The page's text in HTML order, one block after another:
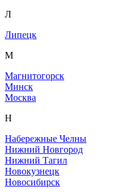
Л
Липецк
М
Магнитогорск
Минск
Москва
Н
Набережные Челны
Нижний Новгород
Нижний Тагил
Новокузнецк
Новосибирск